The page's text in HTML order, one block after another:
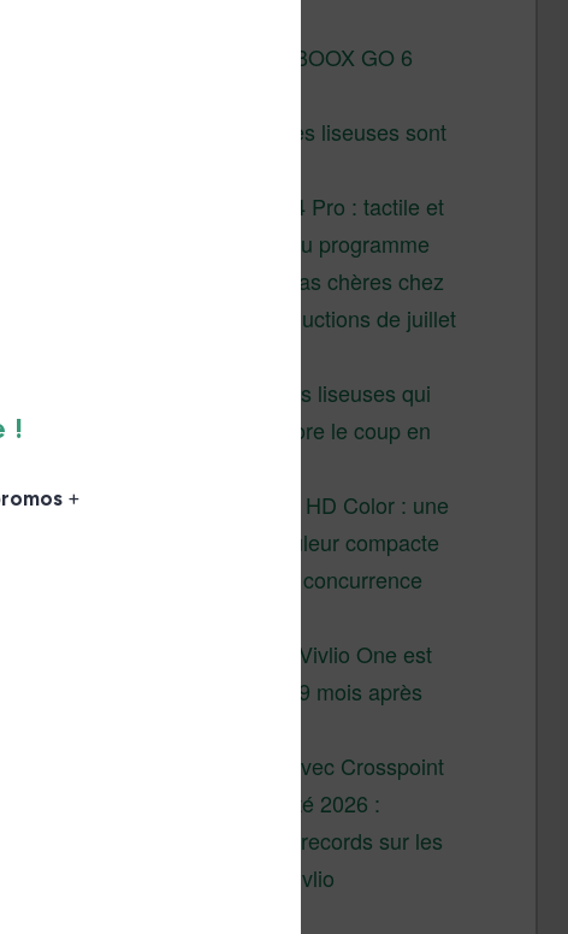
Test de la BOOX GO 6
Pourquoi les liseuses sont
XTEINK X4 Pro : tactile et
éclairage au programme
Liseuses pas chères chez
Vivlio – réductions de juillet
3 anciennes liseuses qui
valent encore le coup en
Vivlio Light HD Color : une
liseuse couleur compacte
à prix défiant toute concurrence
La liseuse Vivlio One est
un succès 9 mois après
XTEINK X4 : test avec Crosspoint
Soldes d’été 2026 :
réductions records sur les
liseuses Kobo et Vivlio